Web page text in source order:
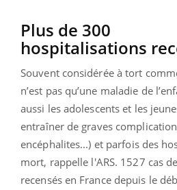
Plus de 300
hospitalisations
Souvent considérée à tort
n’est pas qu’une maladie de
aussi les adolescents et les
entraîner de graves
encéphalites...) et parfois des
mort, rappelle l'ARS. 1527 cas
recensés en France depuis le